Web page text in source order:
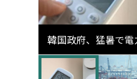
韓国政府、猛暑で
高更新の可能性に